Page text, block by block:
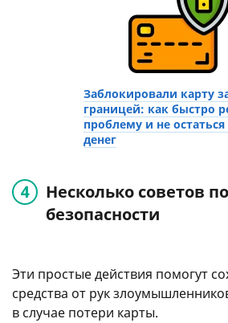
Заблокировали карту
границей: как быстро
проблему и не остаться
денег
Несколько советов
безопасности
Эти простые действия помогут
средства от рук
в случае потери карты.